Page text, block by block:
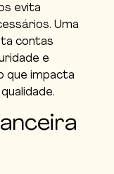
evita
Uma
contas
e
que impacta